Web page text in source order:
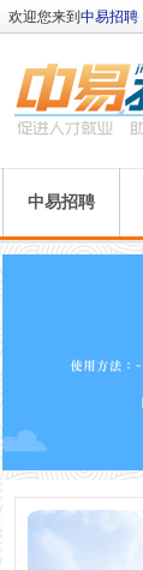
欢迎您来到 中易招聘
中易招聘